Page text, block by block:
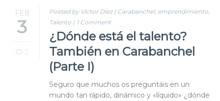
FEB
3
2
Posted by Víctor Díez| Carabanchel, emprendimiento,
Talento | 1 Comment
¿Dónde está el talento?
También en Carabanchel
(Parte I)
Seguro que muchos os preguntáis en un
mundo tan rápido, dinámico y «líquido» ¿dónde